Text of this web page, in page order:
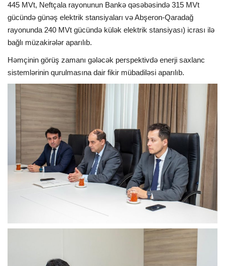
445 MVt, Neftçala rayonunun Bankə qəsəbəsində 315 MVt
gücündə günəş elektrik stansiyaları və Abşeron-Qaradağ
rayonunda 240 MVt gücündə külək elektrik stansiyası) icrası ilə
bağlı müzakirələr aparılıb.
Həmçinin görüş zamanı gələcək perspektivdə enerji saxlanc
sistemlərinin qurulmasına dair fikir mübadiləsi aparılıb.